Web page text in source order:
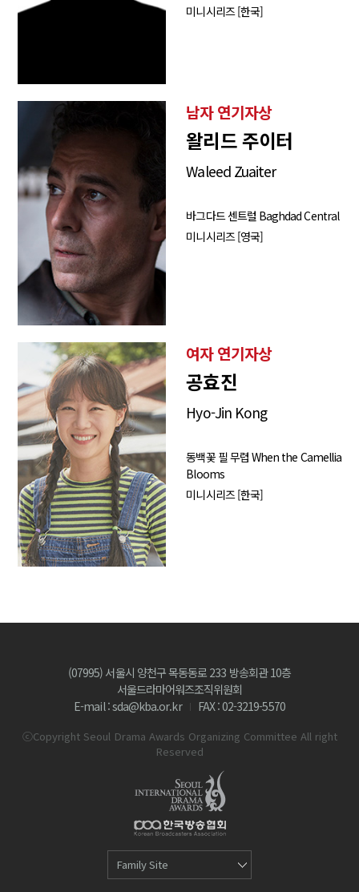
미니시리즈 [한국]
남자 연기자상
왈리드 주이터
Waleed Zuaiter
바그다드 센트럴 Baghdad Central
미니시리즈 [영국]
여자 연기자상
공효진
Hyo-Jin Kong
동백꽃 필 무렵 When the Camellia
Blooms
미니시리즈 [한국]
(07995) 서울시 양천구 목동동로 233 방송회관 10층
서울드라마어워즈조직위원회
E-mail : sda@kba.or.kr
FAX : 02-3219-5570
ⓒCopyright Seoul Drama Awards Organizing Committee All right
Reserved